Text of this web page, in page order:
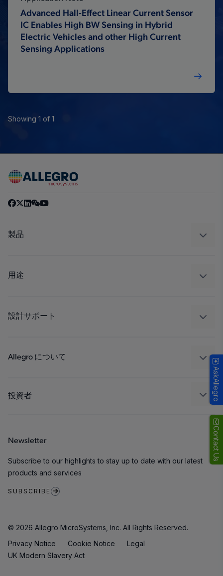
Contact Us
Advanced Hall-Effect Linear Current Sensor
IC Enables High BW Sensing in Hybrid
Electric Vehicles and other High Current
Sensing Applications
Showing 1 of 1
製品
レギュレート
用途
工業
設計サポート
パッケージング
Allegro について
キャリア
お問い合わせ先
投資者
Newsletter
Subscribe to our highlights to stay up to date with our latest
products and services
SUBSCRIBE
© 2026 Allegro MicroSystems, Inc. All Rights Reserved.
Privacy Notice
Cookie Notice
Legal
UK Modern Slavery Act
AskAllegro